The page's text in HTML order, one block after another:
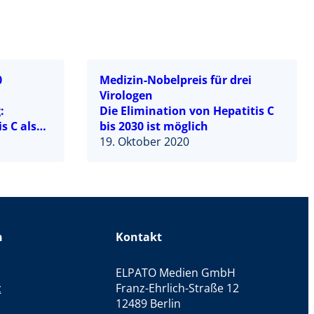
C als
Medizin-Nobelpreis für drei
Virologen
Die Elimination von Hepatitis C
bis 2030 ist möglich
19. Oktober 2020
Kontakt
ELPATO Medien GmbH
Franz-Ehrlich-Straße 12
12489 Berlin